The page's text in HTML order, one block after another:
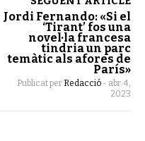
Jordi Fernando: «Si el
‘Tirant’ fos una
novel·la francesa
tindria un parc
temàtic als afores de
París»
Publicat per Redacció - abr. 4,
2023